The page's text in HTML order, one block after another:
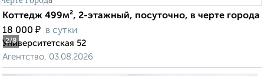
2/8
Коттедж 499м², 2-этажный, посуточно, в черте города
18 000 ₽ в сутки
Университетская 52
Агентство, 03.08.2026